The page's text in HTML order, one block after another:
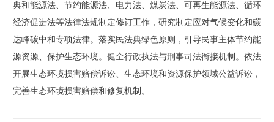
典和能源法、节约能源法、电力法、煤炭法、可再生能源法、循环
经济促进法等法律法规制定修订工作，研究制定应对气候变化和碳
达峰碳中和专项法律。落实民法典绿色原则，引导民事主体节约能
源资源、保护生态环境。健全行政执法与刑事司法衔接机制。依法
开展生态环境损害赔偿诉讼、生态环境和资源保护领域公益诉讼，
完善生态环境损害赔偿和修复机制。